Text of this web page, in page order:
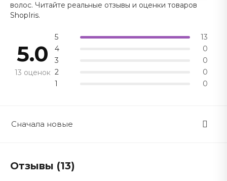
волос. Читайте реальные отзывы и оценки товаров
ShopIris.
5.0
13 оценок
5
13
4
0
3
0
2
0
1
0
Сначала новые
Отзывы (13)